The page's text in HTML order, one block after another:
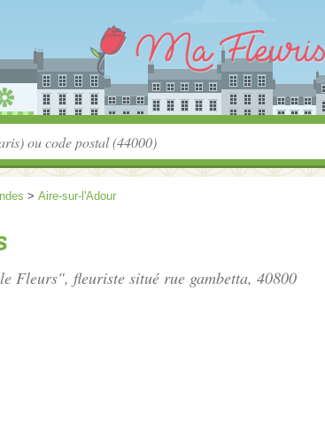
> Aire-sur-l'Adour
Fleurs", fleuriste situé rue gambetta, 40800